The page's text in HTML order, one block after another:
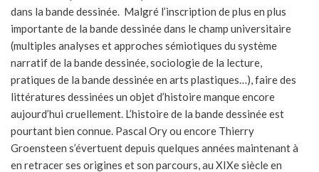
dans la bande dessinée. Malgré l’inscription de plus en plus
importante de la bande dessinée dans le champ universitaire
(multiples analyses et approches sémiotiques du système
narratif de la bande dessinée, sociologie de la lecture,
pratiques de la bande dessinée en arts plastiques…), faire des
littératures dessinées un objet d’histoire manque encore
aujourd’hui cruellement. L’histoire de la bande dessinée est
pourtant bien connue. Pascal Ory ou encore Thierry
Groensteen s’évertuent depuis quelques années maintenant à
en retracer ses origines et son parcours, au XIXe siècle en